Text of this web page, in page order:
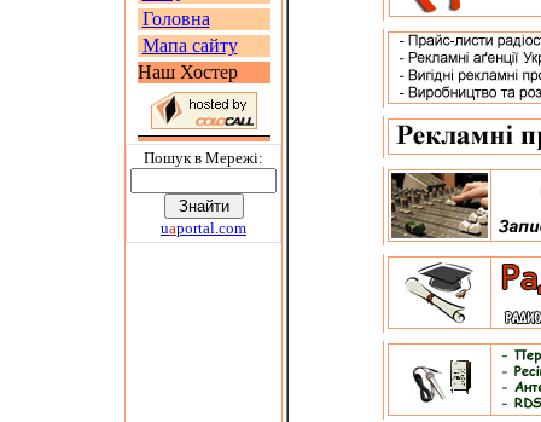
Головна
Мапа сайту
Наш Хостер
Пошук в Мережi:
uaportal.com